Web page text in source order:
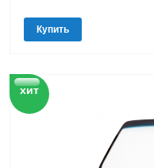
Купить
хит